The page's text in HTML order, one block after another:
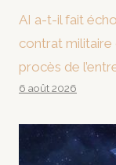
AI a-t-il fait
contrat militaire
procès de
6 août 2026